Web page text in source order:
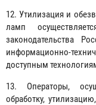
12. Утилизация и
ламп
законодательства
информационно-
доступным
13. Операторы,
обработку,